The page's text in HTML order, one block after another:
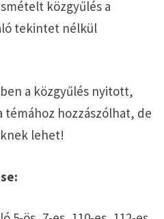
közgyűlés a
tekintet nélkül
a közgyűlés nyitott,
témához hozzászólhat, de
lehet!